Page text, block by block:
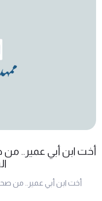
أخت ابن أبي عمير.. من
أخت ابن أبي عمير.. من